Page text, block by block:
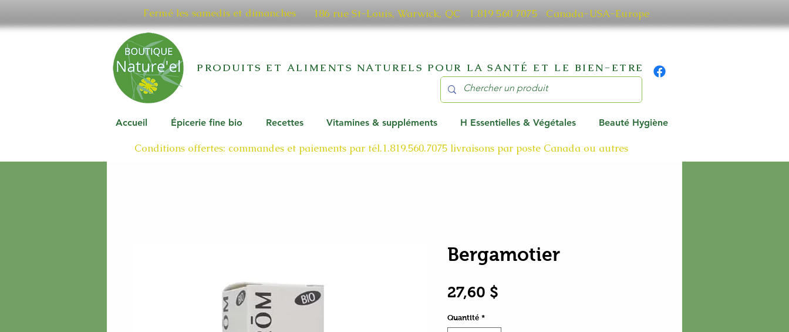
Fermé les samedis et dimanches 186 rue St-Louis, Warwick, QC​ 1.819 560 7075 Canada-USA-Europe
PRODUITS ET ALIMENTS NATURELS POUR LA SANTÉ ET LE BIEN-ETRE
Accueil Épicerie fine bio Recettes Vitamines & suppléments H Essentielles & Végétales Beauté Hygiène
Conditions offertes: commandes et paiements par tél.1.819.560.7075 livraisons par poste Canada ou autres
Bergamotier
27,60 $
Quantité *